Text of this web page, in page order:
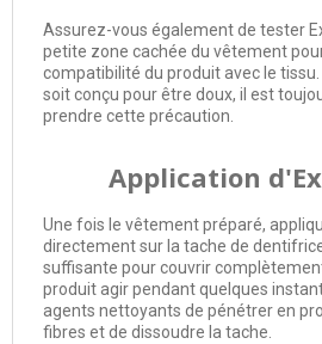
Assurez-vous également de tester
petite zone cachée du vêtement
compatibilité du produit avec le tissu.
soit conçu pour être doux, il est
prendre cette précaution.
Application
Une fois le vêtement préparé,
directement sur la tache de
suffisante pour couvrir
produit agir pendant quelques
agents nettoyants de pénétrer en
fibres et de dissoudre la tache.